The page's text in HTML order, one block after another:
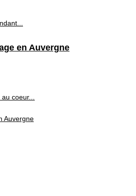
en Auvergne
coeur...
Auvergne